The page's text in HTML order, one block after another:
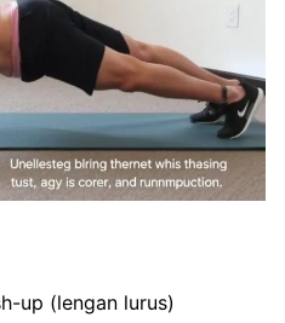
up (lengan lurus)